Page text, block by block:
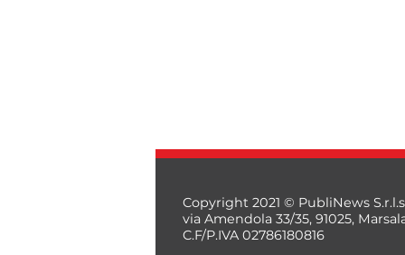
Copyright 2021 © PubliNews
via Amendola 33/35, 91025,
C.F/P.IVA 02786180816